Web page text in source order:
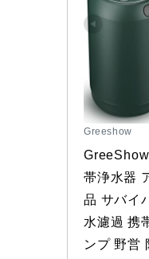
Greeshow
帯浄水器
品 サバイ
水濾過 携
ンプ 野営